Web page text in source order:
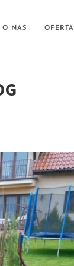
O NAS OFERTA